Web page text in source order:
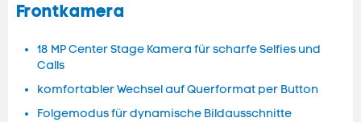
Frontkamera
18 MP Center Stage Kamera für scharfe Selfies und
Calls
komfortabler Wechsel auf Querformat per Button
Folgemodus für dynamische Bildausschnitte